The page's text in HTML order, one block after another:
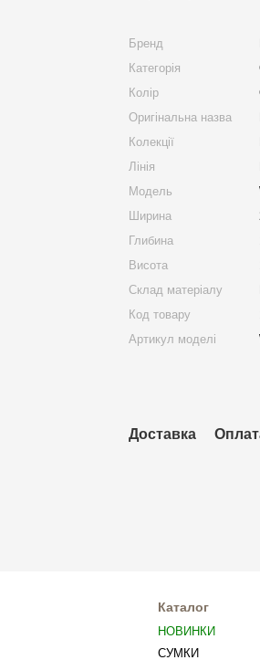
Бренд
Категорія
Колір
Оригінальна назва
Колекції
Лінія
Модель
Ширина
Глибина
Висота
Склад матеріалу
Код товару
Артикул моделі
Доставка
Каталог
НОВИНКИ
СУМКИ